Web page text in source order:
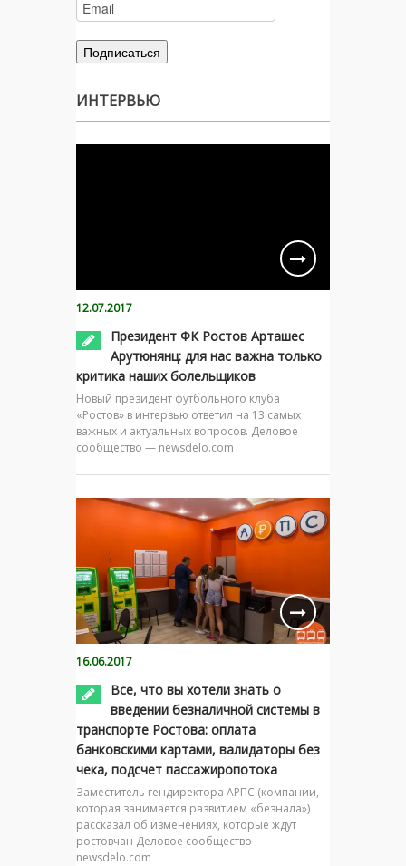
ИНТЕРВЬЮ
12.07.2017
Президент ФК Ростов Арташес
Арутюнянц: для нас важна только
критика наших болельщиков
Новый президент футбольного клуба
«Ростов» в интервью ответил на 13 самых
важных и актуальных вопросов. Деловое
сообщество — newsdelo.com
16.06.2017
Все, что вы хотели знать о
введении безналичной системы в
транспорте Ростова: оплата
банковскими картами, валидаторы без
чека, подсчет пассажиропотока
Заместитель гендиректора АРПС (компании,
которая занимается развитием «безнала»)
рассказал об изменениях, которые ждут
ростовчан Деловое сообщество —
newsdelo.com